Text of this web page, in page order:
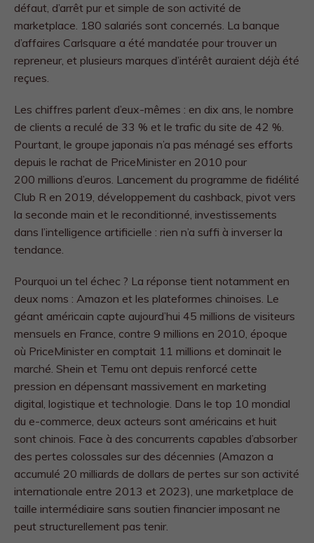
défaut, d’arrêt pur et simple de son activité de
marketplace. 180 salariés sont concernés. La banque
d’affaires Carlsquare a été mandatée pour trouver un
repreneur, et plusieurs marques d’intérêt auraient déjà été
reçues.
Les chiffres parlent d’eux-mêmes : en dix ans, le nombre
de clients a reculé de 33 % et le trafic du site de 42 %.
Pourtant, le groupe japonais n’a pas ménagé ses efforts
depuis le rachat de PriceMinister en 2010 pour
200 millions d’euros. Lancement du programme de fidélité
Club R en 2019, développement du cashback, pivot vers
la seconde main et le reconditionné, investissements
dans l’intelligence artificielle : rien n’a suffi à inverser la
tendance.
Pourquoi un tel échec ? La réponse tient notamment en
deux noms : Amazon et les plateformes chinoises. Le
géant américain capte aujourd’hui 45 millions de visiteurs
mensuels en France, contre 9 millions en 2010, époque
où PriceMinister en comptait 11 millions et dominait le
marché. Shein et Temu ont depuis renforcé cette
pression en dépensant massivement en marketing
digital, logistique et technologie. Dans le top 10 mondial
du e-commerce, deux acteurs sont américains et huit
sont chinois. Face à des concurrents capables d’absorber
des pertes colossales sur des décennies (Amazon a
accumulé 20 milliards de dollars de pertes sur son activité
internationale entre 2013 et 2023), une marketplace de
taille intermédiaire sans soutien financier imposant ne
peut structurellement pas tenir.